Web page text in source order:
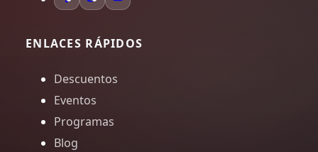
ENLACES RÁPIDOS
Descuentos
Eventos
Programas
Blog